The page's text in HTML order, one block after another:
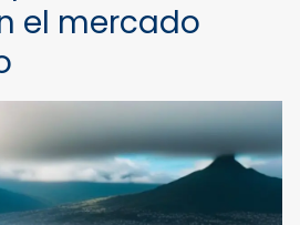
el mercado